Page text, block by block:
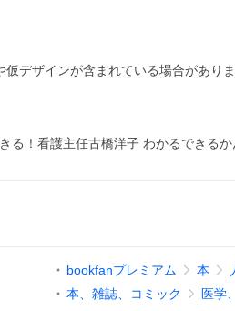
デザインが含まれている場合があり
る！看護主任古橋洋子 わかるできる
bookfanプレミアム 本
本、雑誌、コミック
医学